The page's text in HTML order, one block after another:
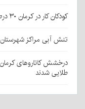
کودکان کار در کرمان ۳۰ درصد کمتر شدند
تنش آبی مراکز
درخشش کاتاروهای کرمان
طلایی شدند